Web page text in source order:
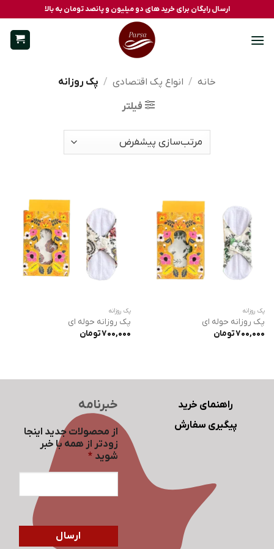
to
content
ارسال رایگان برای خرید های دو میلیون و پانصد تومان به بالا
خانه / انواع پک اقتصادی / پک روزانه
فیلتر
پک روزانه
پک روزانه حوله ای
700,000تومان
پک روزانه
پک روزانه حوله ای
700,000تومان
راهنمای خرید
پیگیری سفارش
خبرنامه
از محصولات جدید اینجا
زودتر از همه با خبر
شوید *